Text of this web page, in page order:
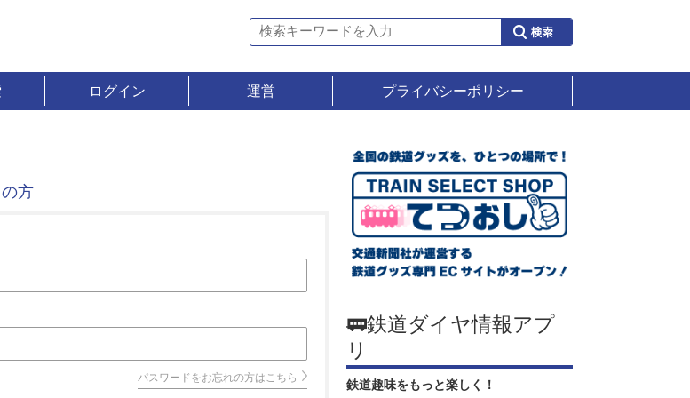
ログイン 運営 プライバシーポリシー
方
パスワードをお忘れの方はこちら
🚃鉄道ダイヤ情報アプ
リ
鉄道趣味をもっと楽しく！